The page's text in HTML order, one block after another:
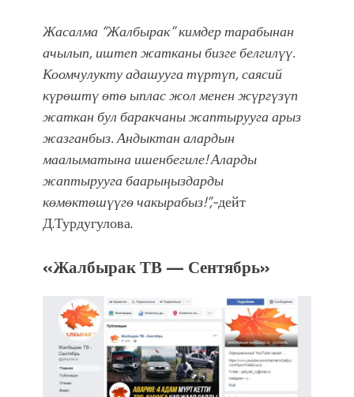
Жасалма “Жалбырак” кимдер тарабынан
ачылып, иштеп жатканы бизге белгилүү.
Коомчулукту адашууга түртүп, саясий
күрөштү өтө ыплас жол менен жүргүзүп
жаткан бул баракчаны жаптырууга арыз
жазганбыз. Андыктан алардын
маалыматына ишенбегиле! Аларды
жаптырууга баарыңыздарды
көмөктөшүүгө чакырабыз!”,-дейт
Д.Турдугулова.
«Жалбырак ТВ — Сентябрь»